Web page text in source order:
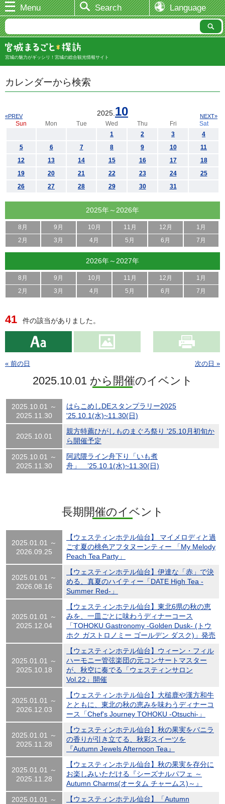
Menu Search Language
宮城の魅力がギッシリ！宮城の総合観光情報サイト
カレンダーから検索
2025. 10
«PREV NEXT»
Sun Mon Tue Wed Thu Fri
Sat
1
2 3
4
5
6 7 8 9 10
11
12
13 14 15 16 17
18
19
20 21 22 23 24
25
26
27 28 29 30 31
2025年～2026年
8月 9月 10月 11月 12月
1月
2月
3月 4月 5月 6月 7月
2026年～2027年
8月 9月 10月 11月 12月
1月
2月
3月 4月 5月 6月 7月
41 件の該当がありました。
« 前の日 次の日 »
2025.10.01 から開催のイベント
2025.10.01 ～
2025.11.30
はらこめしDEスタンプラリー2025
'25.10.1(水)~11.30(日)
2025.10.01
親方特薦ひがしものまぐろ祭り '25.10月初旬か
ら開催予定
2025.10.01 ～
2025.11.30
阿武隈ライン舟下り「いも煮
舟」 ’25.10.1(水)~11.30(日)
長期開催のイベント
2025.01.01 ～
2026.09.25
【ウェスティンホテル仙台】 マイメロディと過
ごす夏の桃色アフタヌーンティー 「My Melody
Peach Tea Party」
2025.01.01 ～
2026.08.16
【ウェスティンホテル仙台】伊達な「赤」で決
める、真夏のハイティー「DATE High Tea -
Summer Red-」
2025.01.01 ～
2025.12.04
【ウェスティンホテル仙台】東北6県の秋の恵
みを、一皿ごとに味わうディナーコース
「TOHOKU Gastronomy -Golden Dusk- (トウ
ホク ガストロノミー ゴールデン ダスク)」発売
2025.01.01 ～
2025.10.18
【ウェスティンホテル仙台】ウィーン・フィル
ハーモニー管弦楽団の元コンサートマスター
が、秋空に奏でる「ウェスティンサロン
Vol.22」開催
2025.01.01 ～
2026.12.03
【ウェスティンホテル仙台】大槌鹿や漢方和牛
とともに、東北の秋の恵みを味わうディナーコ
ース「Chef's Journey TOHOKU -Otsuchi-」
2025.01.01 ～
2025.11.28
【ウェスティンホテル仙台】秋の果実をバニラ
の香りが引き立てる、秋彩スイーツを
『Autumn Jewels Afternoon Tea』
2025.01.01 ～
2025.11.28
【ウェスティンホテル仙台】秋の果実を存分に
お楽しみいただける『シーズナルパフェ ～
Autumn Charms(オータム チャームス)～』
2025.01.01 ～
【ウェスティンホテル仙台】「Autumn